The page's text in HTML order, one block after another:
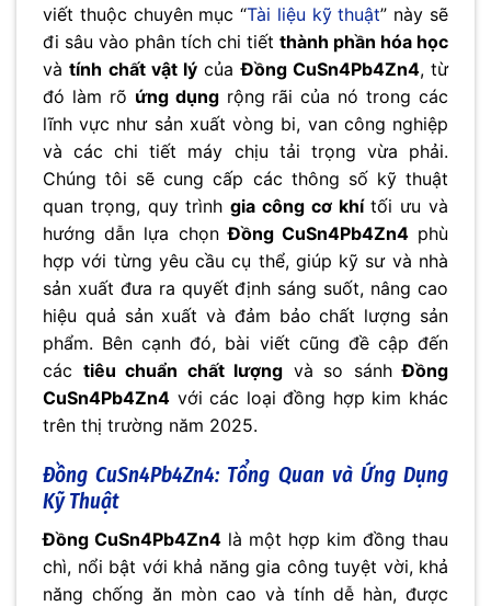
viết thuộc chuyên mục “Tài liệu kỹ thuật” này sẽ
đi sâu vào phân tích chi tiết thành phần hóa học
vàtính chất vật lý củaĐồng CuSn4Pb4Zn4, từ
đó làm rõ ứng dụngrộng rãi của nó trong các
lĩnh vực như sản xuất vòng bi, van công nghiệp
và các chi tiết máy chịu tải trọng vừa phải.
Chúng tôi sẽ cung cấp các thông số kỹ thuật
quan trọng, quy trìnhgia công cơ khítối ưu và
hướng dẫn lựa chọnĐồng CuSn4Pb4Zn4phù
hợp với từng yêu cầu cụ thể, giúp kỹ sư và nhà
sản xuất đưa ra quyết định sáng suốt, nâng cao
hiệu quả sản xuất và đảm bảo chất lượng sản
phẩm. Bên cạnh đó, bài viết cũng đề cập đến
các tiêu chuẩn chất lượng và so sánhĐồng
CuSn4Pb4Zn4 với các loại đồng hợp kim khác
trên thị trường năm 2025.
Đồng CuSn4Pb4Zn4: Tổng Quan và Ứng Dụng
Kỹ Thuật
Đồng CuSn4Pb4Zn4 là một hợp kim đồng thau
chì, nổi bật với khả năng gia công tuyệt vời, khả
năng chống ăn mòn cao và tính dễ hàn, được